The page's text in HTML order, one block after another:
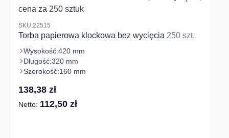
SKU:22515
Torba papierowa klockowa bez wycięcia 250 szt.
Wysokość:420 mm
Długość:320 mm
Szerokość:160 mm
138,38 zł
112,50 zł